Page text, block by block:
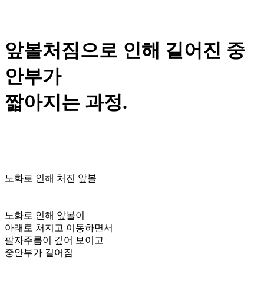
앞볼처짐으로 인해 길어진 중
안부가
짧아지는 과정.
노화로 인해 처진 앞볼
노화로 인해 앞볼이
아래로 처지고 이동하면서
팔자주름이 깊어 보이고
중안부가 길어짐